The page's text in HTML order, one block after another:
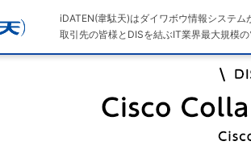
iDATEN(韋駄天)はダイワボウ情報システム
取引先の皆様とDISを結ぶIT業界最大規模